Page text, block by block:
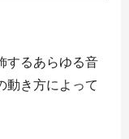
するあらゆる音
動き方によって